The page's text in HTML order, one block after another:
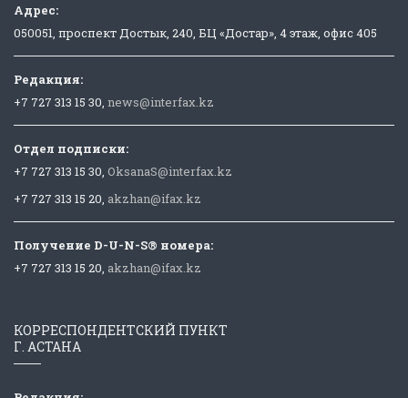
Адрес:
050051, проспект Достык, 240, БЦ «Достар», 4 этаж, офис 405
Редакция:
+7 727 313 15 30, news@interfax.kz
Отдел подписки:
+7 727 313 15 30, OksanaS@interfax.kz
+7 727 313 15 20, akzhan@ifax.kz
Получение D-U-N-S® номера:
+7 727 313 15 20, akzhan@ifax.kz
КОРРЕСПОНДЕНТСКИЙ ПУНКТ
Г. АСТАНА